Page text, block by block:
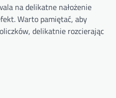
na delikatne nałożenie
Warto pamiętać, aby
delikatnie rozcierając